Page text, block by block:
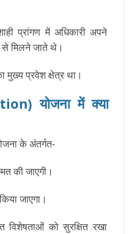
प्रांगण में अधिकारी अपने
मिलने जाते थे।
मुख्य प्रवेश क्षेत्र था।
योजना में क्या
के अंतर्गत-
की जाएगी।
जाएगा।
विशेषताओं को सुरक्षित रखा